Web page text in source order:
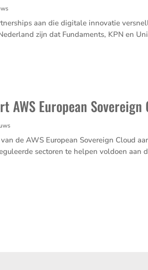
aan die digitale innovatie
zijn dat Funda­ments, KPN en
AWS European Sovereign
de AWS European Sovereign Cloud
sectoren te helpen voldoen aan